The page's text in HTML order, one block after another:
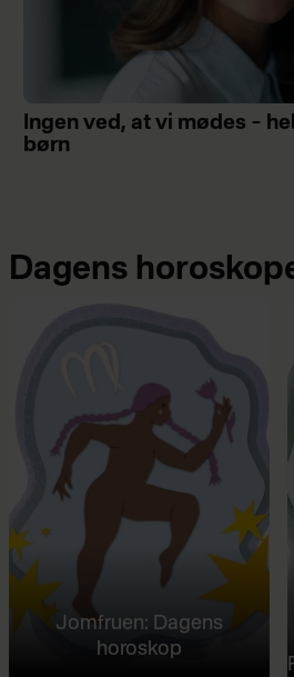
Ingen ved, at vi mødes –
børn
Dagens
Jomfruen: Dagens
horoskop